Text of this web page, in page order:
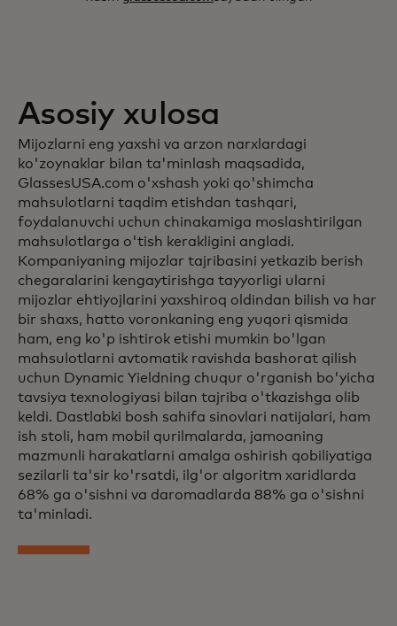
Asosiy xulosa
Mijozlarni eng yaxshi va arzon narxlardagi
ko'zoynaklar bilan ta'minlash maqsadida,
GlassesUSA.com o'xshash yoki qo'shimcha
mahsulotlarni taqdim etishdan tashqari,
foydalanuvchi uchun chinakamiga moslashtirilgan
mahsulotlarga o'tish kerakligini angladi.
Kompaniyaning mijozlar tajribasini yetkazib berish
chegaralarini kengaytirishga tayyorligi ularni
mijozlar ehtiyojlarini yaxshiroq oldindan bilish va har
bir shaxs, hatto voronkaning eng yuqori qismida
ham, eng ko'p ishtirok etishi mumkin bo'lgan
mahsulotlarni avtomatik ravishda bashorat qilish
uchun Dynamic Yieldning chuqur o'rganish bo'yicha
tavsiya texnologiyasi bilan tajriba o'tkazishga olib
keldi. Dastlabki bosh sahifa sinovlari natijalari, ham
ish stoli, ham mobil qurilmalarda, jamoaning
mazmunli harakatlarni amalga oshirish qobiliyatiga
sezilarli ta'sir ko'rsatdi, ilg'or algoritm xaridlarda
68% ga o'sishni va daromadlarda 88% ga o'sishni
ta'minladi.